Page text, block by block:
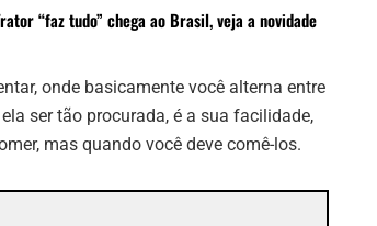
“faz tudo” chega ao Brasil, veja a novidade
onde basicamente você alterna entre
ser tão procurada, é a sua facilidade,
mas quando você deve comê-los.